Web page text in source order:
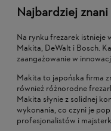
Najbardziej
Na rynku frezarek istnieje
Makita, DeWalt i Bosch.
zaangażowanie w
Makita to japońska firma
również różnorodne
Makita słynie z solidnej
wykonania, co czyni je
profesjonalistów i